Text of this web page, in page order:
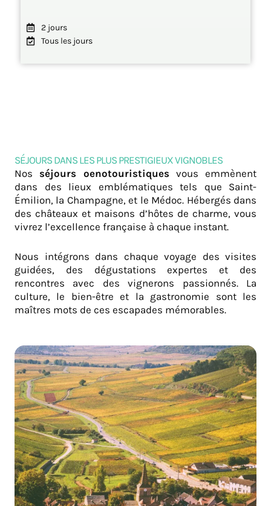
2 jours
Tous les jours
SÉJOURS DANS LES PLUS PRESTIGIEUX VIGNOBLES
Nos séjours oenotouristiques vous emmènent
dans des lieux emblématiques tels que Saint-
Émilion, la Champagne, et le Médoc. Hébergés dans
des châteaux et maisons d’hôtes de charme, vous
vivrez l’excellence française à chaque instant.
Nous intégrons dans chaque voyage des visites
guidées, des dégustations expertes et des
rencontres avec des vignerons passionnés. La
culture, le bien-être et la gastronomie sont les
maîtres mots de ces escapades mémorables.